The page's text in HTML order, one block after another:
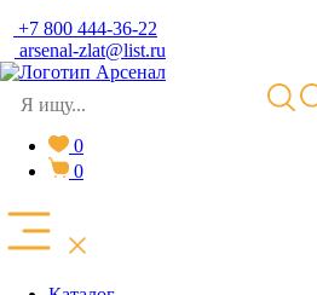
+7 800 444-36-22
arsenal-zlat@list.ru
0
0